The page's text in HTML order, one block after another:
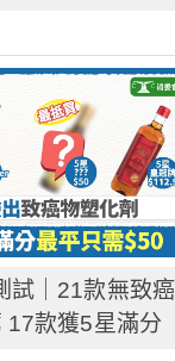
試｜21款無致癌
17款獲5星滿分